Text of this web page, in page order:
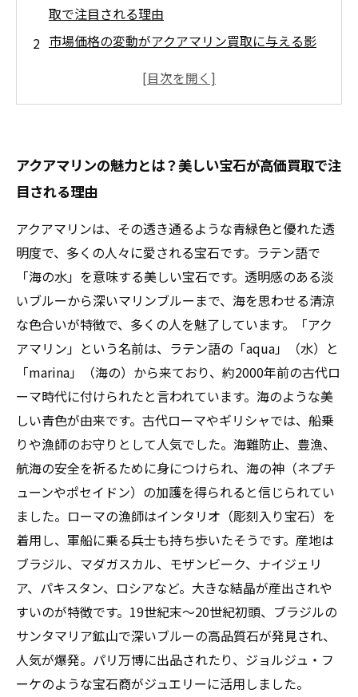
取で注目される理由
市場価格の変動がアクアマリン買取に与える影
専門店が教える！アクアマリンの品質見極めポ
い売り方
安心して売れる！アクアマリン買取の最新業界
知って得する！アクアマリンの高価買取に役立
つおすすめ店舗一覧
初心者必見！アクアマリンを賢く売るための全
知識ガイド
アクアマリンの魅力とは？美しい宝石が高価買取で注
目される理由
アクアマリンは、その透き通るような青緑色と優れた透
明度で、多くの人々に愛される宝石です。ラテン語で
「海の水」を意味する美しい宝石です。透明感のある淡
いブルーから深いマリンブルーまで、海を思わせる清涼
な色合いが特徴で、多くの人を魅了しています。「アク
アマリン」という名前は、ラテン語の「aqua」（水）と
「marina」（海の）から来ており、約2000年前の古代ロ
ーマ時代に付けられたと言われています。海のような美
しい青色が由来です。古代ローマやギリシャでは、船乗
りや漁師のお守りとして人気でした。海難防止、豊漁、
航海の安全を祈るために身につけられ、海の神（ネプチ
ューンやポセイドン）の加護を得られると信じられてい
ました。ローマの漁師はインタリオ（彫刻入り宝石）を
着用し、軍船に乗る兵士も持ち歩いたそうです。産地は
ブラジル、マダガスカル、モザンビーク、ナイジェリ
ア、パキスタン、ロシアなど。大きな結晶が産出されや
すいのが特徴です。19世紀末〜20世紀初頭、ブラジルの
サンタマリア鉱山で深いブルーの高品質石が発見され、
人気が爆発。パリ万博に出品されたり、ジョルジュ・フ
ーケのような宝石商がジュエリーに活用しました。